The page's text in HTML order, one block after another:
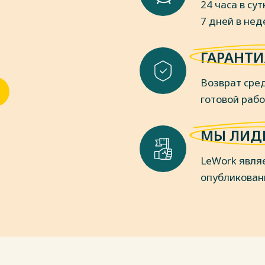
и осуществление
совершаемых фактов
организациях" от 12.01.1996 N 7-
24 часа в
7 дней в
Возврат
готовой
МЫ
LeWork